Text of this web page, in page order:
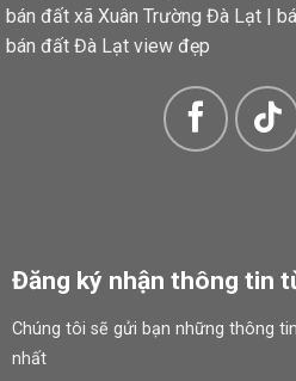
bán đất xã Xuân Trường Đà Lạt |
bán đất Đà Lạt view đẹp
Đăng ký nhận thông tin
Chúng tôi sẽ gửi bạn những thông
nhất